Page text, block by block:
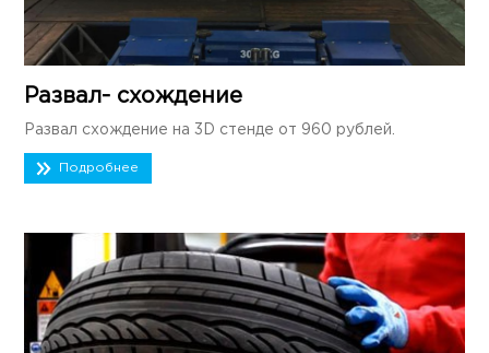
Развал- схождение
Развал схождение на 3D стенде от 960 рублей.
Подробнее